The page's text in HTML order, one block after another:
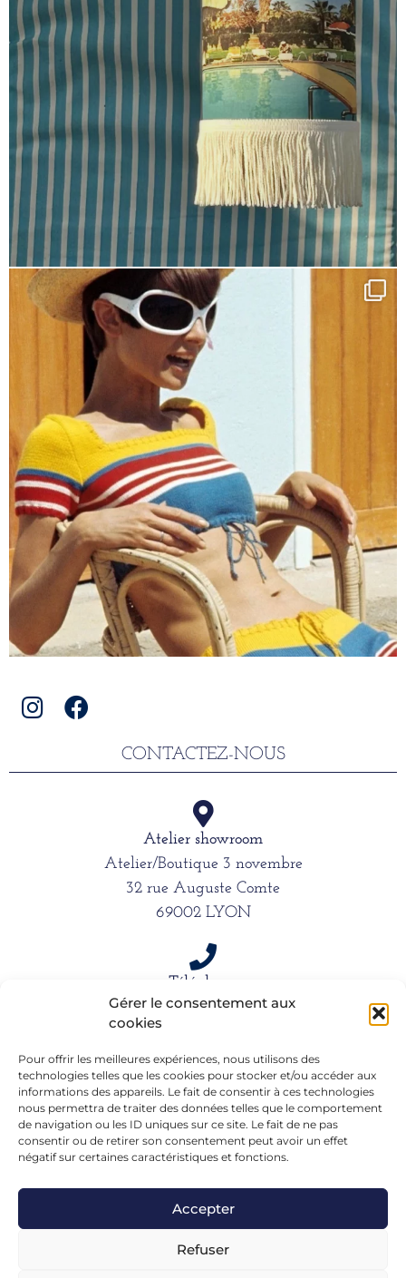
Gérer le consentement aux
cookies
Pour offrir les meilleures expériences, nous utilisons des
technologies telles que les cookies pour stocker et/ou accéder aux
informations des appareils. Le fait de consentir à ces technologies
nous permettra de traiter des données telles que le comportement
de navigation ou les ID uniques sur ce site. Le fait de ne pas
consentir ou de retirer son consentement peut avoir un effet
négatif sur certaines caractéristiques et fonctions.
Accepter
Refuser
CONTACTEZ-NOUS
Atelier showroom
Atelier/Boutique 3 novembre
32 rue Auguste Comte
69002 LYON
Téléphone
06 15 61 39 66
Mail
alexandra.dargentre@sfr.fr